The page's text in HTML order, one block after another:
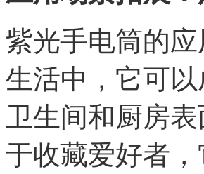
紫光手电筒的
生活中，它可
卫生间和厨房
于收藏爱好者